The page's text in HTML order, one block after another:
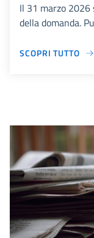
Il 31 marzo 2026
della domanda.
SCOPRI TUTTO